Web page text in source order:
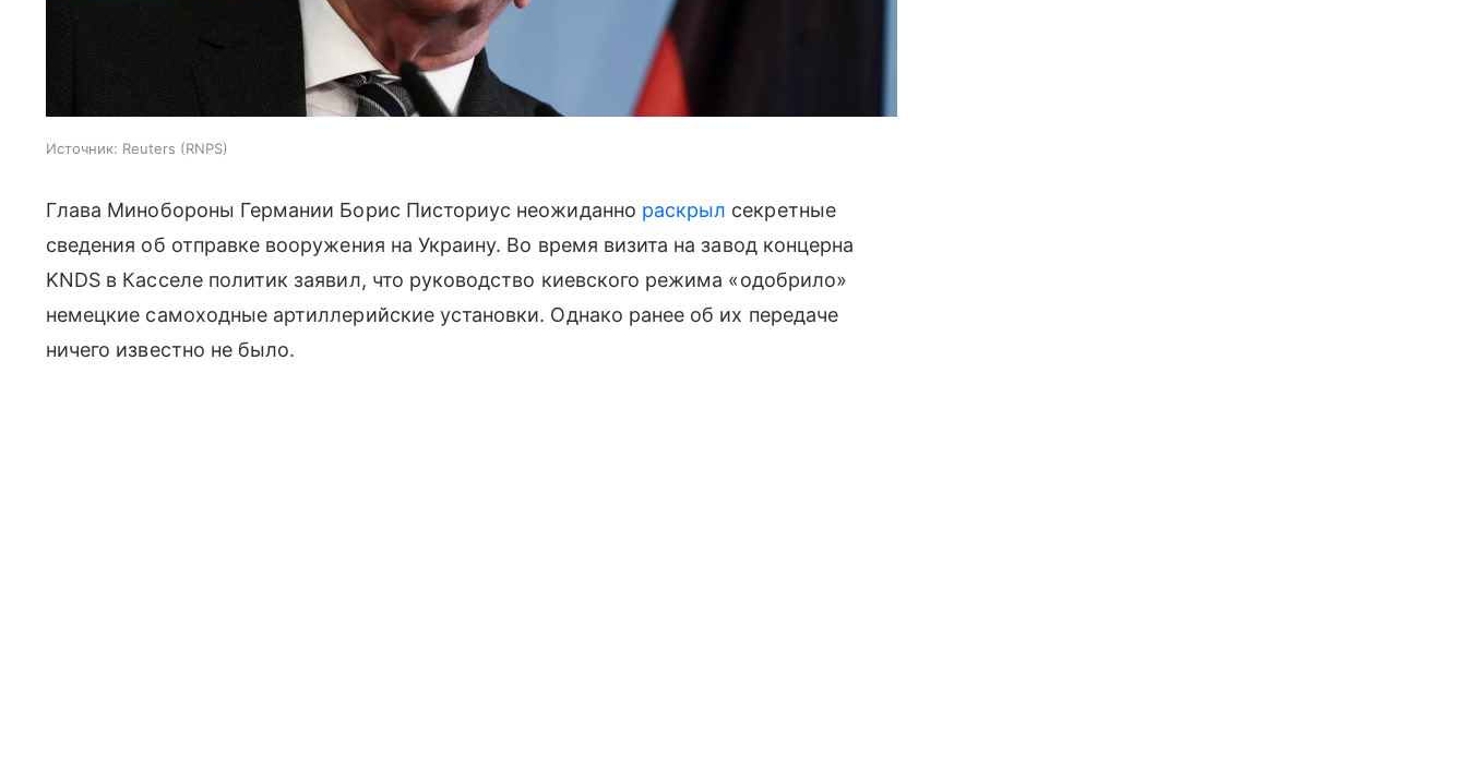
Источник: Reuters (RNPS)
Глава Минобороны Германии Борис Писториус неожиданно раскрыл секретные
сведения об отправке вооружения на Украину. Во время визита на завод концерна
KNDS в Касселе политик заявил, что руководство киевского режима «одобрило»
немецкие самоходные артиллерийские установки. Однако ранее об их передаче
ничего известно не было.